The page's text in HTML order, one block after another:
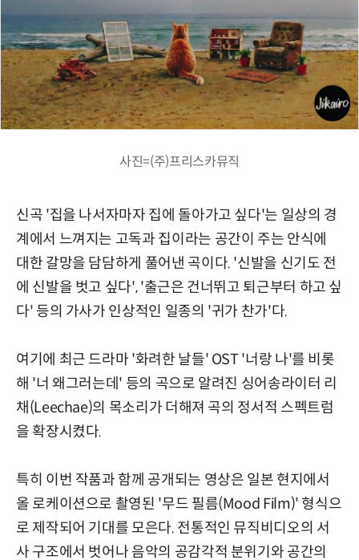
사진=(주)프리스카뮤직
신곡 '집을 나서자마자 집에 돌아가고 싶다'는 일상의 경
계에서 느껴지는 고독과 집이라는 공간이 주는 안식에
대한 갈망을 담담하게 풀어낸 곡이다. '신발을 신기도 전
에 신발을 벗고 싶다', '출근은 건너뛰고 퇴근부터 하고 싶
다' 등의 가사가 인상적인 일종의 '귀가 찬가'다.
여기에 최근 드라마 '화려한 날들' OST '너랑 나'를 비롯
해 '너 왜그러는데' 등의 곡으로 알려진 싱어송라이터 리
채(Leechae)의 목소리가 더해져 곡의 정서적 스펙트럼
을 확장시켰다.
특히 이번 작품과 함께 공개되는 영상은 일본 현지에서
올 로케이션으로 촬영된 '무드 필름(Mood Film)' 형식으
로 제작되어 기대를 모은다. 전통적인 뮤직비디오의 서
사 구조에서 벗어나 음악의 공감각적 분위기와 공간의